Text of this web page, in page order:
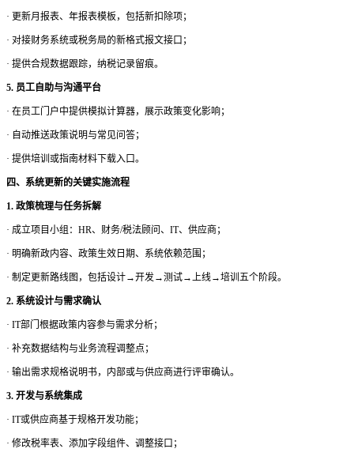
· 更新月报表、年报表模板，包括新扣除项；
· 对接财务系统或税务局的新格式报文接口；
· 提供合规数据跟踪，纳税记录留痕。
5. 员工自助与沟通平台
· 在员工门户中提供模拟计算器，展示政策变化影响；
· 自动推送政策说明与常见问答；
· 提供培训或指南材料下载入口。
四、系统更新的关键实施流程
1. 政策梳理与任务拆解
· 成立项目小组： HR、财务/税法顾问、IT、供应商；
· 明确新政内容、政策生效日期、系统依赖范围；
· 制定更新路线图，包括设计→开发→测试→上线→培训五个阶段。
2. 系统设计与需求确认
· IT部门根据政策内容参与需求分析；
· 补充数据结构与业务流程调整点；
· 输出需求规格说明书，内部或与供应商进行评审确认。
3. 开发与系统集成
· IT或供应商基于规格开发功能；
· 修改税率表、添加字段组件、调整接口；